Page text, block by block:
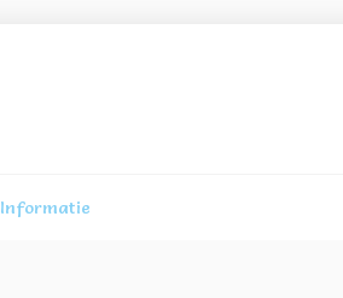
Informatie